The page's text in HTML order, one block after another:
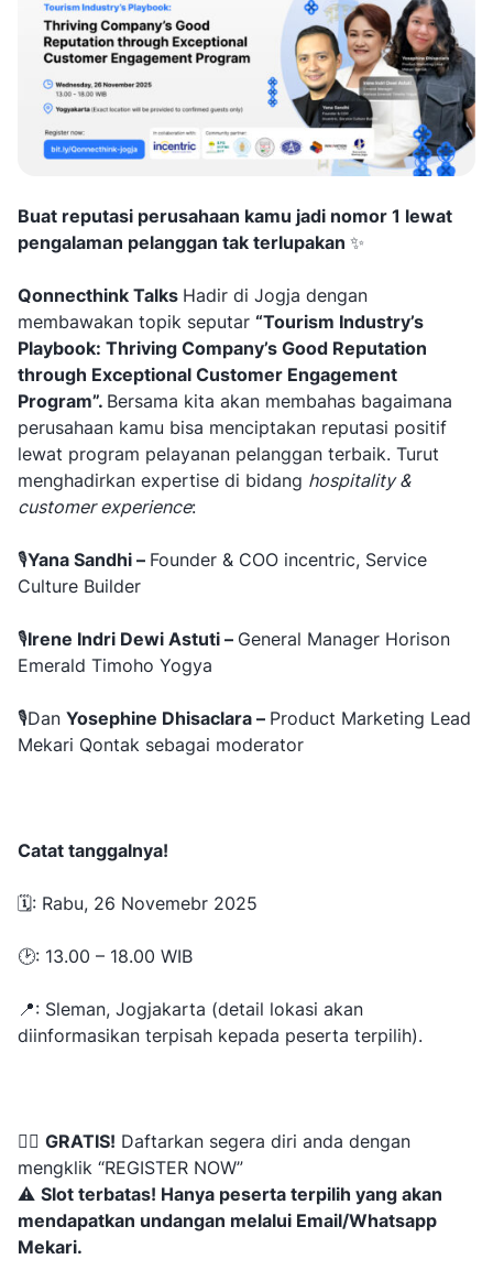
Buat reputasi perusahaan kamu jadi nomor 1 lewat
pengalaman pelanggan tak terlupakan ✨
Qonnecthink Talks Hadir di Jogja dengan
membawakan topik seputar “Tourism Industry’s
Playbook: Thriving Company’s Good Reputation
through Exceptional Customer Engagement
Program”. Bersama kita akan membahas bagaimana
perusahaan kamu bisa menciptakan reputasi positif
lewat program pelayanan pelanggan terbaik. Turut
menghadirkan expertise di bidang hospitality &
customer experience:
🎙Yana Sandhi – Founder & COO incentric, Service
Culture Builder
🎙Irene Indri Dewi Astuti – General Manager Horison
Emerald Timoho Yogya
🎙Dan Yosephine Dhisaclara – Product Marketing Lead
Mekari Qontak sebagai moderator
Catat tanggalnya!
🗓️: Rabu, 26 Novemebr 2025
🕑: 13.00 – 18.00 WIB
📍: Sleman, Jogjakarta (detail lokasi akan
diinformasikan terpisah kepada peserta terpilih).
👉🏼 GRATIS! Daftarkan segera diri anda dengan
mengklik “REGISTER NOW”
⚠️ Slot terbatas! Hanya peserta terpilih yang akan
mendapatkan undangan melalui Email/Whatsapp
Mekari.